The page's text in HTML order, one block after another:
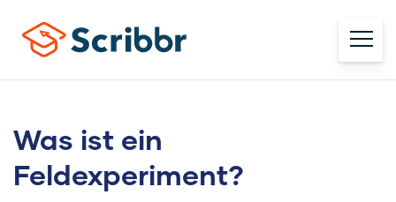
Was ist ein
Feldexperiment?